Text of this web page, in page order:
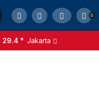
0
29.4 ° Jakarta